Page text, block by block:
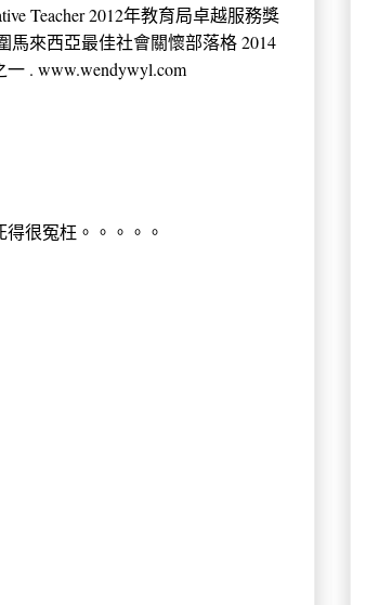
Teacher 2012年教育局卓越服務獎
馬來西亞最佳社會關懷部落格 2014
. www.wendywyl.com
很冤枉。。。。。